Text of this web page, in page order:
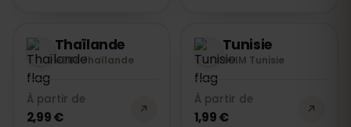
Thaïlande
eSIM Thaïlande
À partir de
2,99 €
Tunisie
eSIM Tunisie
À partir de
1,99 €